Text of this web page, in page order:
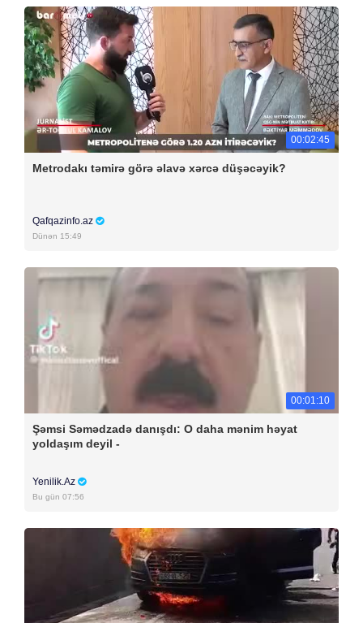
00:02:45
Metrodakı təmirə görə əlavə xərcə düşəcəyik?
Qafqazinfo.az
Dünən 15:49
00:01:10
Şəmsi Səmədzadə danışdı: O daha mənim həyat
yoldaşım deyil -
Yenilik.Az
Bu gün 07:56